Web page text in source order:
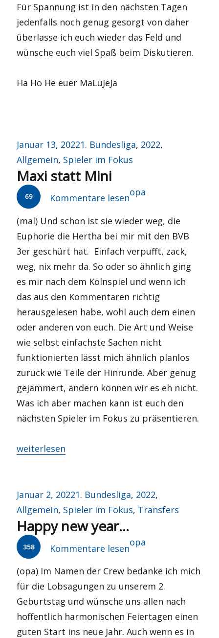
Für Spannung ist in den nächsten Tagen
jedenfalls noch genug gesorgt von daher
überlasse ich euch wieder das Feld und
wünsche euch viel Spaß beim Diskutieren.
Ha Ho He euer MaLuJeJa
Veröffentlicht
am
Januar 13, 2022Kategorien
1. Bundesliga, 2022,
Allgemein, Spieler im Fokus
Maxi statt Mini
69 Kommentare lesen
Autor
opa
(mal) Und schon ist sie wieder weg, die
Euphorie die Hertha bei mir mit den BVB
3er geschürt hat. Einfach verpufft, zack,
weg, nix mehr da. So oder so ähnlich ging
es mir nach dem Kölnspiel und wenn ich
das aus den Kommentaren richtig
herausgelesen habe, wohl auch dem einen
oder anderen von euch. Die Art und Weise
wie selbst einfachste Sachen nicht
funktionierten lässt mich ähnlich planlos
zurück wie Teile der Hinrunde. Aber genug
gejammert, ändern können wir es eh nicht.
Was ich aber machen kann ist euch den
nächsten Spieler im Fokus zu präsentieren.
„Maxi statt Mini“
weiterlesen
Veröffentlicht
am
Januar 2, 2022Kategorien
1. Bundesliga, 2022,
Allgemein, Spieler im Fokus, Transfers
Happy new year…
358 Kommentare lesen
Autor
opa
(opa) Im Namen der Crew bedanke ich mich
für die Lobsagungen zu unserem 2.
Geburtstag und wünsche uns allen nach
hoffentlich harmonischen Feiertagen einen
guten Start ins neue Jahr. Auch wenn es in